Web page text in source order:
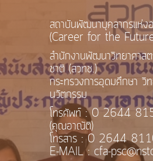
สถาบันพัฒนาบุคลากรแห่ง
(Career for the
สำนักงานพัฒนาวิทยาศาสต
ชาติ (สวทช.)
กระทรวงการอุดมศึกษา วิ
นวัตกรรม
โทรศัพท์ : 0 2644
(คุณอาณัติ)
โทรสาร : 0 2644
E-MAIL : cfa-